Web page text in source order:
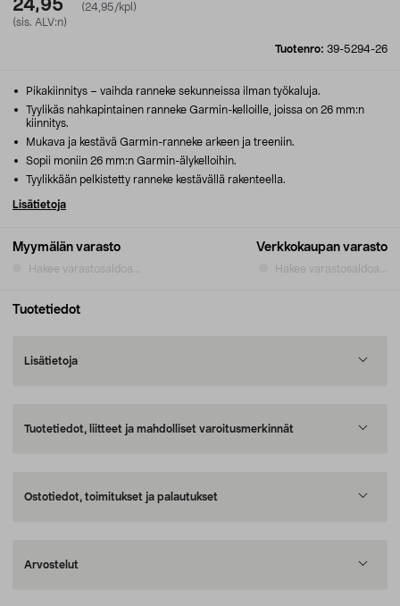
24,95
(24,95/kpl)
(sis. ALV:n)
Tuotenro: 39-5294-26
Myymälän varasto
Hakee varastosaldoa...
Verkkokaupan varasto
Hakee varastosaldoa...
Pikakiinnitys – vaihda ranneke sekunneissa ilman työkaluja.
Tyylikäs nahkapintainen ranneke Garmin-kelloille, joissa on 26 mm:n
kiinnitys.
Mukava ja kestävä Garmin-ranneke arkeen ja treeniin.
Sopii moniin 26 mm:n Garmin-älykelloihin.
Tyylikkään pelkistetty ranneke kestävällä rakenteella.
Lisätietoja
Tuotetiedot
Lisätietoja
Tuotetiedot, liitteet ja mahdolliset varoitusmerkinnät
Ostotiedot, toimitukset ja palautukset
Arvostelut